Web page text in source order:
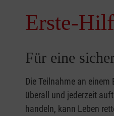
Erste-
Für eine
Die Teilnahme an
überall und jederzeit
handeln, kann Leben